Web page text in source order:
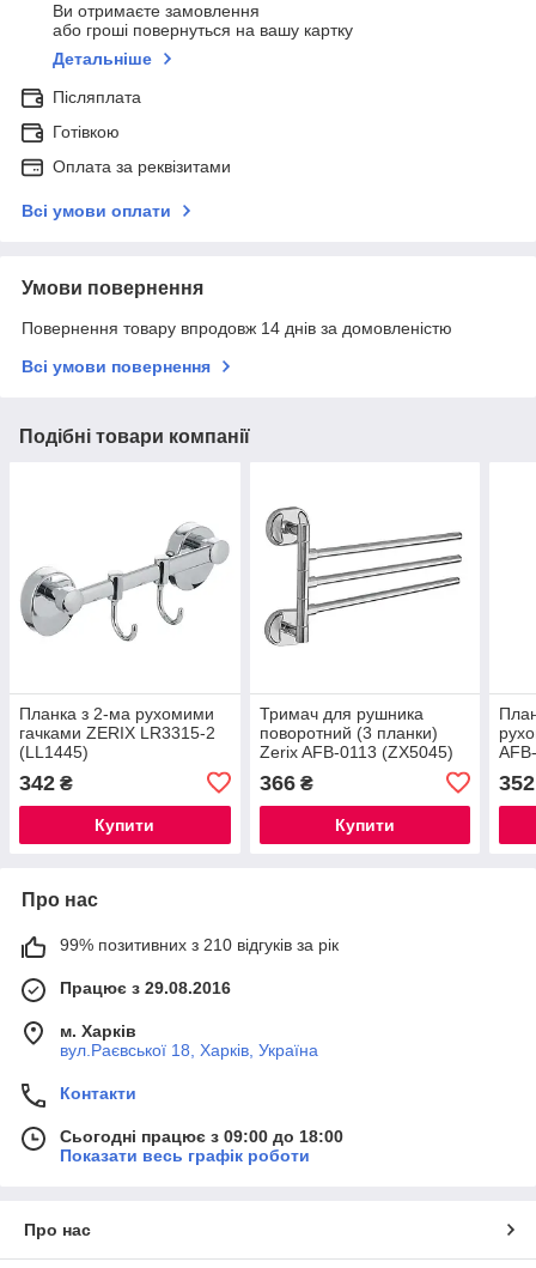
Ви отримаєте замовлення
або гроші повернуться на вашу картку
Детальніше
Післяплата
Готівкою
Оплата за реквізитами
Всі умови оплати
Умови повернення
Повернення товару впродовж 14 днів за домовленістю
Всі умови повернення
Подібні товари компанії
Планка з 2-ма рухомими
гачками ZERIX LR3315-2
(LL1445)
342 ₴
Купити
Тримач для рушника
поворотний (3 планки)
Zerix AFB-0113 (ZX5045)
366₴
Купити
352
Про нас
99% позитивних з 210 відгуків за рік
Працює з 29.08.2016
м. Харків
вул.Раєвської 18, Харків, Україна
Контакти
Сьогодні працює з 09:00 до 18:00
Показати весь графік роботи
Про нас